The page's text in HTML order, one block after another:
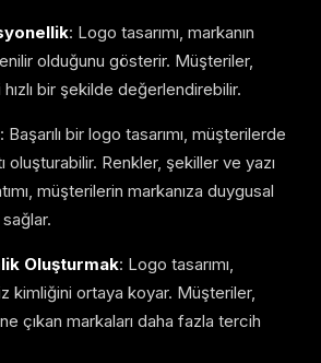
: Logo tasarımı, markanın
olduğunu gösterir. Müşteriler,
bir şekilde değerlendirebilir.
: Başarılı bir logo tasarımı, müşterilerde
oluşturabilir. Renkler, şekiller ve yazı
müşterilerin markanıza duygusal
sağlar.
Oluşturmak: Logo tasarımı,
kimliğini ortaya koyar. Müşteriler,
çıkan markaları daha fazla tercih